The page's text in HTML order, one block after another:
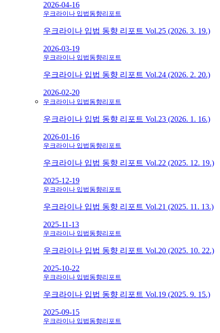
2026-04-16
우크라이나 입법동향리포트
우크라이나 입법 동향 리포트 Vol.25 (2026. 3. 19.)
2026-03-19
우크라이나 입법동향리포트
우크라이나 입법 동향 리포트 Vol.24 (2026. 2. 20.)
2026-02-20
우크라이나 입법동향리포트
우크라이나 입법 동향 리포트 Vol.23 (2026. 1. 16.)
2026-01-16
우크라이나 입법동향리포트
우크라이나 입법 동향 리포트 Vol.22 (2025. 12. 19.)
2025-12-19
우크라이나 입법동향리포트
우크라이나 입법 동향 리포트 Vol.21 (2025. 11. 13.)
2025-11-13
우크라이나 입법동향리포트
우크라이나 입법 동향 리포트 Vol.20 (2025. 10. 22.)
2025-10-22
우크라이나 입법동향리포트
우크라이나 입법 동향 리포트 Vol.19 (2025. 9. 15.)
2025-09-15
우크라이나 입법동향리포트